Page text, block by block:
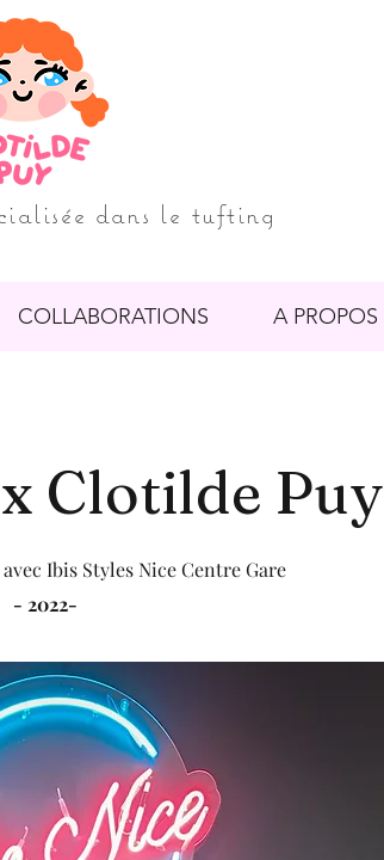
dans le tufting
COLLABORATIONS A PROPOS
Clotilde Puy
Ibis Styles Nice Centre Gare
- 2022-